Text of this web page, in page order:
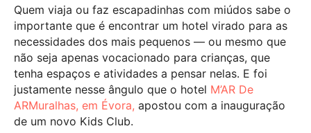
Quem viaja ou faz escapadinhas com miúdos sabe o
importante que é encontrar um hotel virado para as
necessidades dos mais pequenos — ou mesmo que
não seja apenas vocacionado para crianças, que
tenha espaços e atividades a pensar nelas. E foi
justamente nesse ângulo que o hotel M’AR De
ARMuralhas, em Évora, apostou com a inauguração
de um novo Kids Club.